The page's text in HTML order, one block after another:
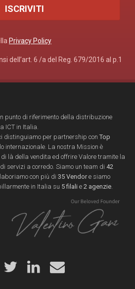
Privacy Policy
dell’art. 6 /a del Reg. 679/2016 al p.1
punto di riferimento della distribuzione
ICT in Italia.
distinguiamo per partnership con Top
internazionale. La nostra Mission è
là della vendita ed offrire Valore tramite la
servizi a corredo. Siamo un team di 42
con più di 35 Vendore siamo
in Italia su 5 filali e 2 agenzie